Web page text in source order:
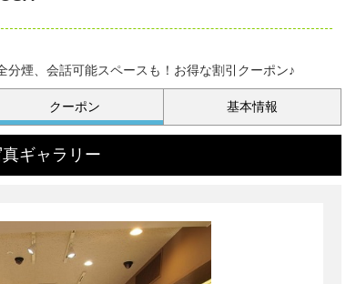
煙、会話可能スペースも！お得な割引クーポン♪
クーポン 基本情報
ギャラリー